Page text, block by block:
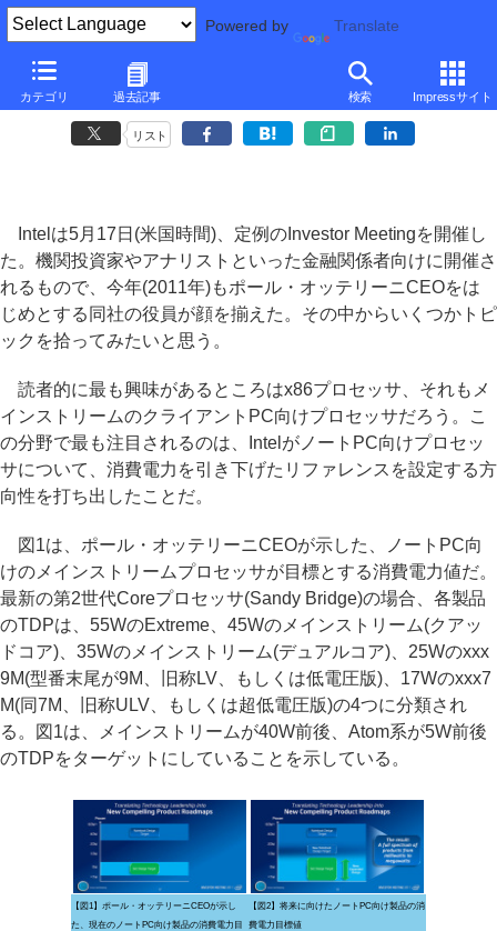
Powered by Translate
カテゴリ 過去記事 検索 Impressサイト
元麻布春男の週刊PCホットライン■
低消費電力CPU市場を拡大するIntelの戦略
リスト
Intelは5月17日(米国時間)、定例のInvestor Meetingを開催し
た。機関投資家やアナリストといった金融関係者向けに開催さ
れるもので、今年(2011年)もポール・オッテリーニCEOをは
じめとする同社の役員が顔を揃えた。その中からいくつかトピ
ックを拾ってみたいと思う。
読者的に最も興味があるところはx86プロセッサ、それもメ
インストリームのクライアントPC向けプロセッサだろう。こ
の分野で最も注目されるのは、IntelがノートPC向けプロセッ
サについて、消費電力を引き下げたリファレンスを設定する方
向性を打ち出したことだ。
図1は、ポール・オッテリーニCEOが示した、ノートPC向
けのメインストリームプロセッサが目標とする消費電力値だ。
最新の第2世代Coreプロセッサ(Sandy Bridge)の場合、各製品
のTDPは、55WのExtreme、45Wのメインストリーム(クアッ
ドコア)、35Wのメインストリーム(デュアルコア)、25Wのxxx
9M(型番末尾が9M、旧称LV、もしくは低電圧版)、17Wのxxx7
M(同7M、旧称ULV、もしくは超低電圧版)の4つに分類され
る。図1は、メインストリームが40W前後、Atom系が5W前後
のTDPをターゲットにしていることを示している。
【図1】ポール・オッテリーニCEOが示し
た、現在のノートPC向け製品の消費電力目
【図2】将来に向けたノートPC向け製品の消
費電力目標値